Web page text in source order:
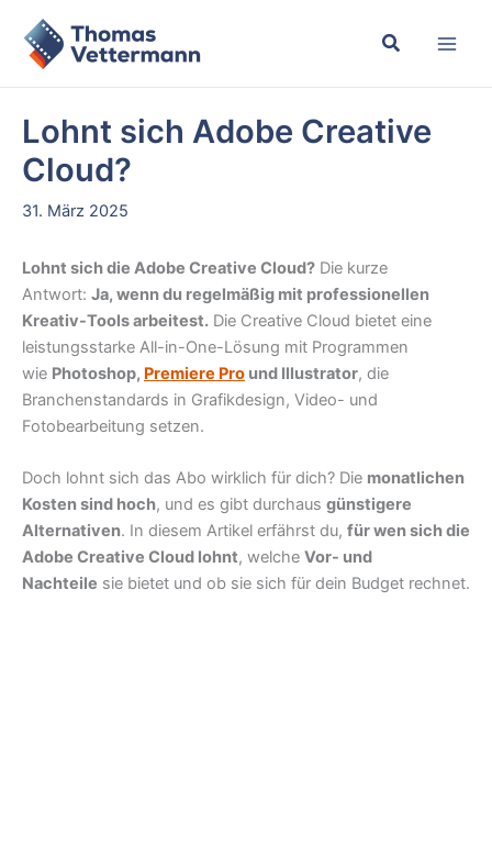
Inhalt
springen
Lohnt sich Adobe Creative
Cloud?
31. März 2025
Lohnt sich die Adobe Creative Cloud? Die kurze
Antwort: Ja, wenn du regelmäßig mit professionellen
Kreativ-Tools arbeitest. Die Creative Cloud bietet eine
leistungsstarke All-in-One-Lösung mit Programmen
wie Photoshop, Premiere Pro und Illustrator, die
Branchenstandards in Grafikdesign, Video- und
Fotobearbeitung setzen.
Doch lohnt sich das Abo wirklich für dich? Die monatlichen
Kosten sind hoch, und es gibt durchaus günstigere
Alternativen. In diesem Artikel erfährst du, für wen sich die
Adobe Creative Cloud lohnt, welche Vor- und
Nachteile sie bietet und ob sie sich für dein Budget rechnet.